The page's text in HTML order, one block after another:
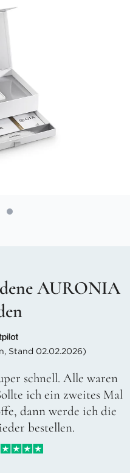
AURONIA
Stand 02.02.2026)
schnell. Alle waren
ich ein zweites Mal
dann werde ich die
bestellen.